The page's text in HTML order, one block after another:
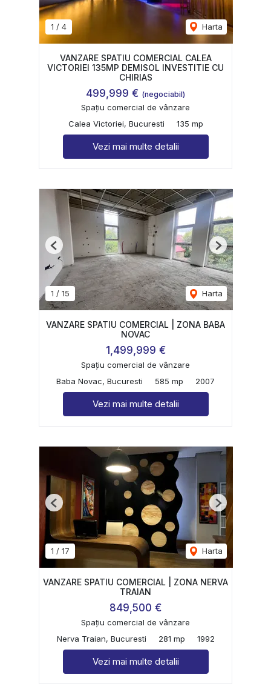
1 / 4 Harta
VANZARE SPATIU COMERCIAL CALEA
VICTORIEI 135MP DEMISOL INVESTITIE CU
CHIRIAS
499,999 € (negociabil)
Spațiu comercial de vânzare
Calea Victoriei, Bucuresti
135 mp
Vezi mai multe detalii
1 / 15 Harta
Previous Next
VANZARE SPATIU COMERCIAL | ZONA BABA
NOVAC
1,499,999 €
Spațiu comercial de vânzare
Baba Novac, Bucuresti
585 mp 2007
Vezi mai multe detalii
1 / 17 Harta
Previous Next
VANZARE SPATIU COMERCIAL | ZONA NERVA
TRAIAN
849,500 €
Spațiu comercial de vânzare
Nerva Traian, Bucuresti
281 mp 1992
Vezi mai multe detalii